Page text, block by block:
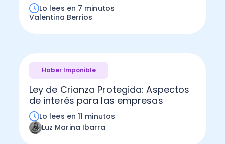
Lo lees en 7 minutos
Valentina Berrios
Haber Imponible
Ley de Crianza Protegida: Aspectos
de interés para las empresas
Lo lees en 11 minutos
Luz Marina Ibarra